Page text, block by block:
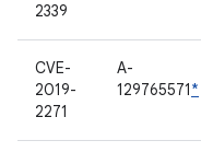
2339
CVE-
2019-
2271
A-
129765571*